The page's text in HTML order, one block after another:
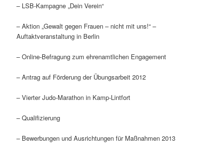
– LSB-Kampagne „Dein Verein“
– Aktion „Gewalt gegen Frauen – nicht mit uns!“ –
Auftaktveranstaltung in Berlin
– Online-Befragung zum ehrenamtlichen Engagement
– Antrag auf Förderung der Übungsarbeit 2012
– Vierter Judo-Marathon in Kamp-Lintfort
– Qualifizierung
– Bewerbungen und Ausrichtungen für Maßnahmen 2013